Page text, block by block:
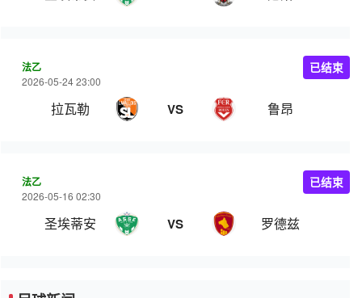
法乙
2026-05-24 23:00
拉瓦勒 VS 鲁昂
已结束
法乙
2026-05-16 02:30
圣埃蒂安 VS 罗德兹
已结束